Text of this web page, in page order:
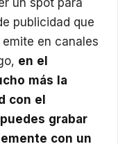
publicidad que
en canales
en el
más la
con el
grabar
con un